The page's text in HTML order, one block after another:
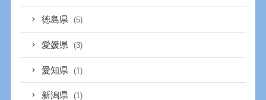
徳島県 (5)
愛媛県 (3)
愛知県 (1)
新潟県 (1)